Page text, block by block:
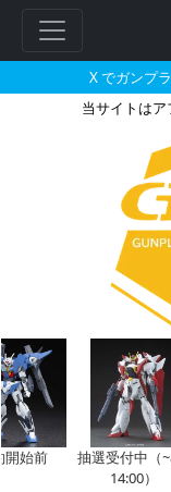
X でガンプ
当サイトはア
MG 1/100
始前
抽選受付中（
14:00）
ー
ド
検
索